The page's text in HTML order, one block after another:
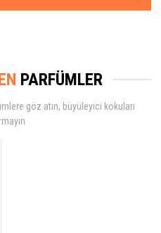
PARFÜMLER
göz atın, büyüleyici kokuları